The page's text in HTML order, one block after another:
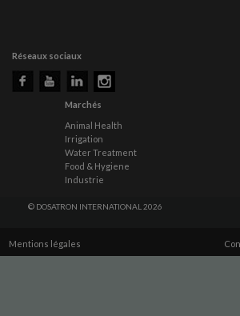
Réseaux sociaux
Marchés
Animal Health
Irrigation
Water Treatment
Food & Hygiene
Industrie
© DOSATRON INTERNATIONAL 2026
Mentions légales